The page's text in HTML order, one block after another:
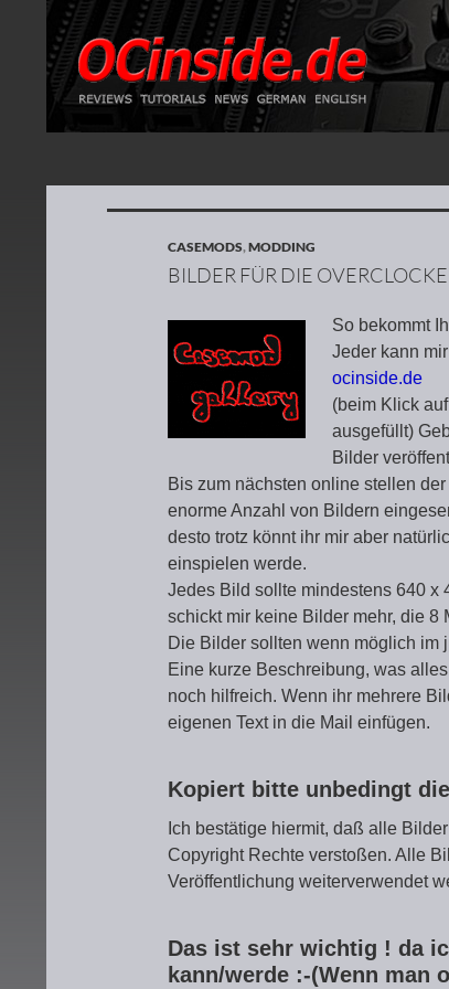
CASEMODS,MODDING
BILDER FÜR DIE
So bekommt
Jeder kann
ocinside.de
(beim Klick
ausgefüllt)
Bilder
Bis zum nächsten online stellen
enorme Anzahl von Bildern
desto trotz könnt ihr mir aber
einspielen werde.
Jedes Bild sollte mindestens 640 x
schickt mir keine Bilder mehr, die
Die Bilder sollten wenn möglich im
Eine kurze Beschreibung, was
noch hilfreich. Wenn ihr mehrere
eigenen Text in die Mail einfügen.
Kopiert bitte unbedingt
Ich bestätige hiermit, daß alle
Copyright Rechte verstoßen. Alle
Veröffentlichung weiterverwendet
Das ist sehr wichtig ! da
kann/werde :-(Wenn man